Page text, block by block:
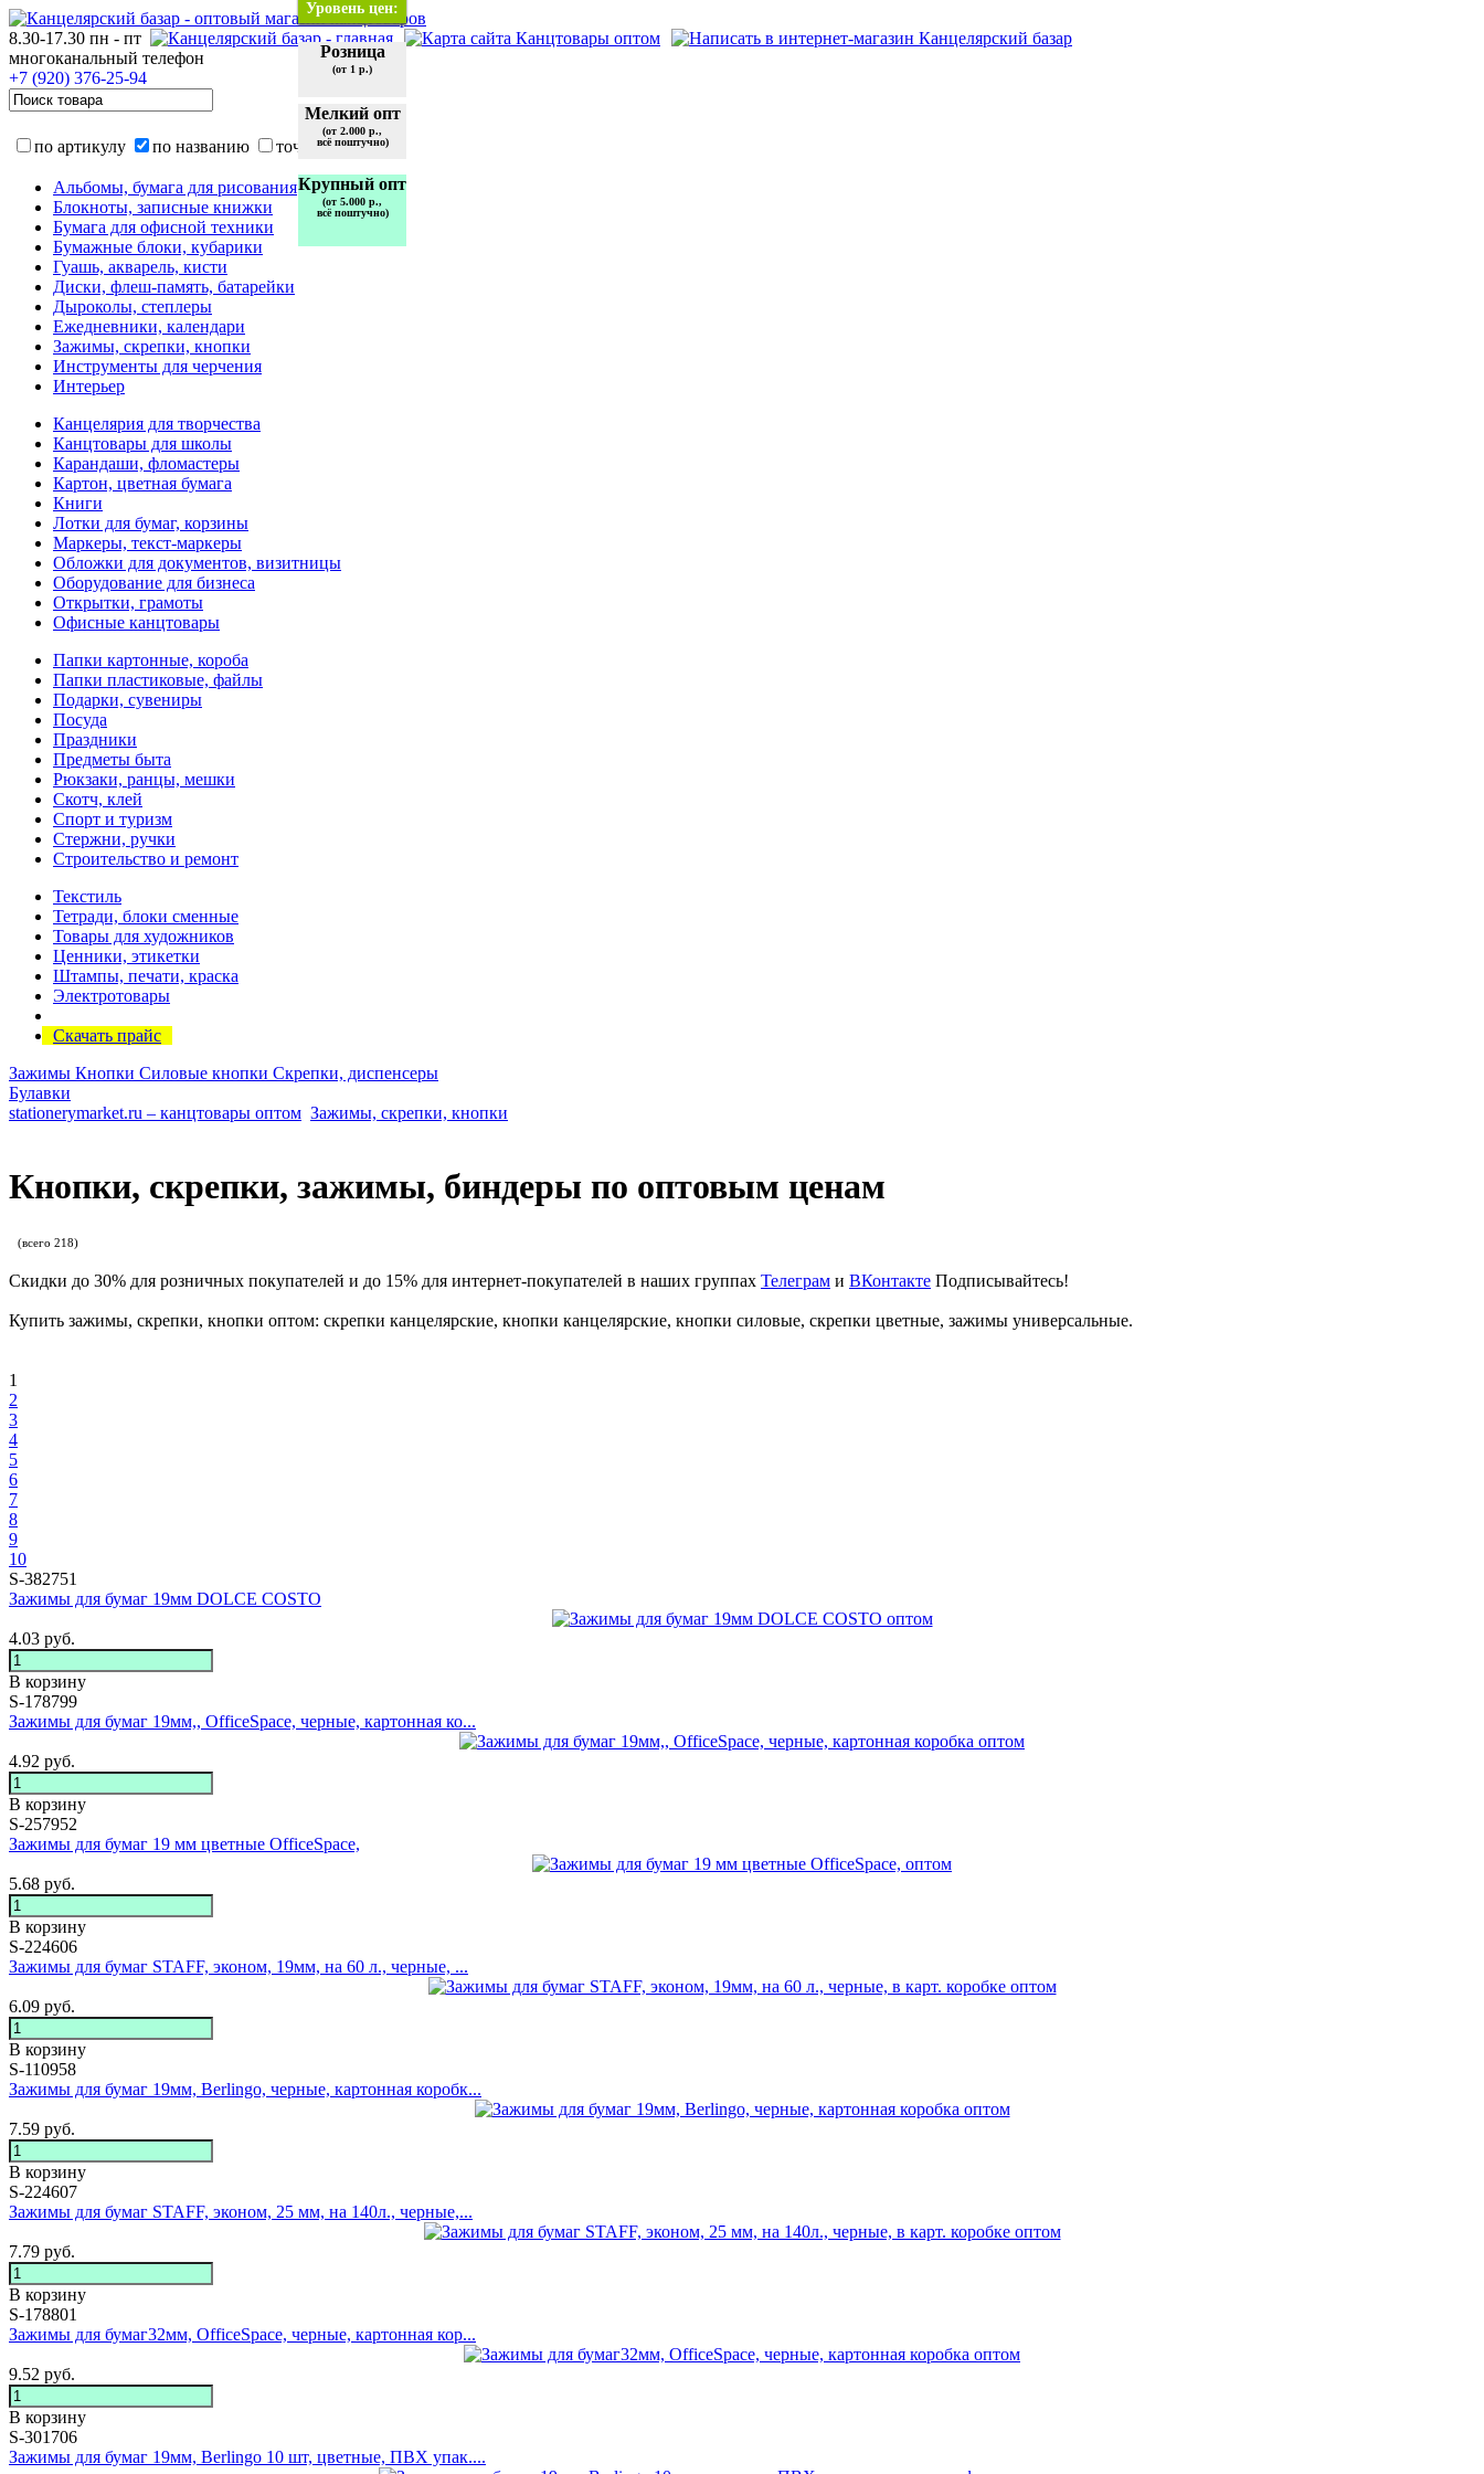
Уровень цен:
Розница
(от 1 р.)
Мелкий опт
(от 2.000 р.,
всё поштучно)
Крупный опт
(от 5.000 р.,
всё поштучно)
8.30-17.30 пн - пт
многоканальный телефон
+7 (920) 376-25-94
по артикулу по названию точно
Альбомы, бумага для рисования
Блокноты, записные книжки
Бумага для офисной техники
Бумажные блоки, кубарики
Гуашь, акварель, кисти
Диски, флеш-память, батарейки
Дыроколы, степлеры
Ежедневники, календари
Зажимы, скрепки, кнопки
Инструменты для черчения
Интерьер
Канцелярия для творчества
Канцтовары для школы
Карандаши, фломастеры
Картон, цветная бумага
Книги
Лотки для бумаг, корзины
Маркеры, текст-маркеры
Обложки для документов, визитницы
Оборудование для бизнеса
Открытки, грамоты
Офисные канцтовары
Папки картонные, короба
Папки пластиковые, файлы
Подарки, сувениры
Посуда
Праздники
Предметы быта
Рюкзаки, ранцы, мешки
Скотч, клей
Спорт и туризм
Стержни, ручки
Строительство и ремонт
Текстиль
Тетради, блоки сменные
Товары для художников
Ценники, этикетки
Штампы, печати, краска
Электротовары
Скачать прайс
Зажимы Кнопки Силовые кнопки Скрепки, диспенсеры
Булавки
stationerymarket.ru – канцтовары оптом Зажимы, скрепки, кнопки
Кнопки, скрепки, зажимы, биндеры по оптовым ценам
(всего 218)
Скидки до 30% для розничных покупателей и до 15% для интернет-покупателей в наших группах Телеграм и ВКонтакте Подписывайтесь!
Купить зажимы, скрепки, кнопки оптом: скрепки канцелярские, кнопки канцелярские, кнопки силовые, скрепки цветные, зажимы универсальные.
1
2
3
4
5
6
7
8
9
10
S-382751
Зажимы для бумаг 19мм DOLCE COSTO
4.03 руб.
В корзину
S-178799
Зажимы для бумаг 19мм,, OfficeSpace, черные, картонная ко...
4.92 руб.
В корзину
S-257952
Зажимы для бумаг 19 мм цветные OfficeSpace,
5.68 руб.
В корзину
S-224606
Зажимы для бумаг STAFF, эконом, 19мм, на 60 л., черные, ...
6.09 руб.
В корзину
S-110958
Зажимы для бумаг 19мм, Berlingo, черные, картонная коробк...
7.59 руб.
В корзину
S-224607
Зажимы для бумаг STAFF, эконом, 25 мм, на 140л., черные,...
7.79 руб.
В корзину
S-178801
Зажимы для бумаг32мм, OfficeSpace, черные, картонная кор...
9.52 руб.
В корзину
S-301706
Зажимы для бумаг 19мм, Berlingo 10 шт, цветные, ПВХ упак....